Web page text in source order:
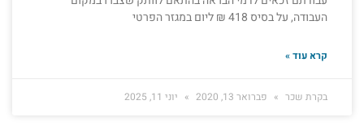
העבודה, על בסיס 418 ₪ ליום במגזר הפרטי
קרא עוד »
בקרת שכר פברואר 13, 2020 יוני 11, 2025